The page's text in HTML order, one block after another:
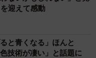
迎えて感動
と青くなる」ほんと
技術が凄い」と話題に